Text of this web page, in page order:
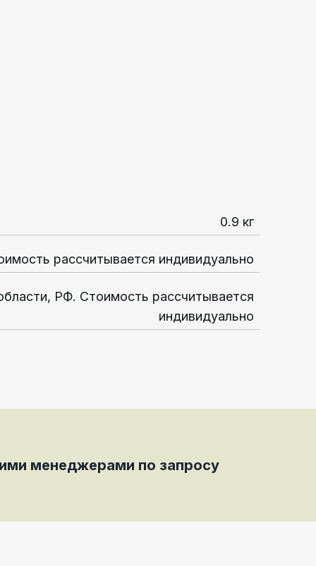
0.9 кг
рассчитывается индивидуально
РФ. Стоимость рассчитывается
индивидуально
менеджерами по запросу